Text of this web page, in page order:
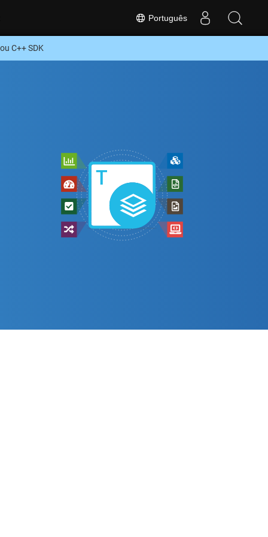
Português
C++ SDK